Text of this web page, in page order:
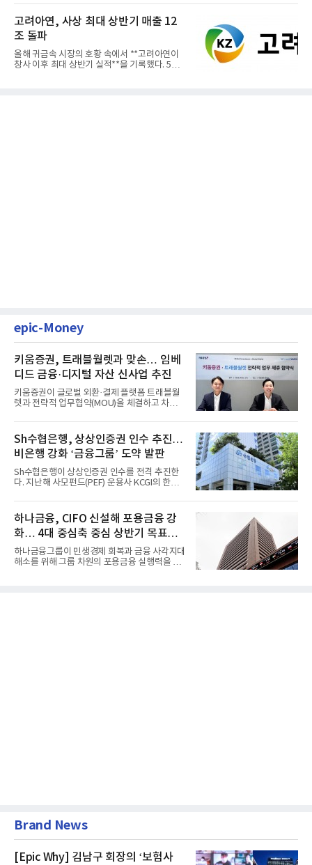
고려아연, 사상 최대 상반기 매출 12
조 돌파
올해 귀금속 시장의 호황 속에서 **고려아연이
창사 이후 최대 상반기 실적**을 기록했다. 5일
epic-Money
키움증권, 트래블월렛과 맞손… 임베
디드 금융·디지털 자산 신사업 추진
키움증권이 글로벌 외환·결제 플랫폼 트래블월
렛과 전략적 업무협약(MOU)을 체결하고 차세
Sh수협은행, 상상인증권 인수 추진…
비은행 강화 ‘금융그룹’ 도약 발판
Sh수협은행이 상상인증권 인수를 전격 추진한
다. 지난해 사모펀드(PEF) 운용사 KCGI의 한양
하나금융, CIFO 신설해 포용금융 강
화… 4대 중심축 중심 상반기 목표
60% 달성
하나금융그룹이 민생경제 회복과 금융 사각지대
해소를 위해 그룹 차원의 포용금융 실행력을 대
Brand News
[Epic Why] 김남구 회장의 ‘보험사